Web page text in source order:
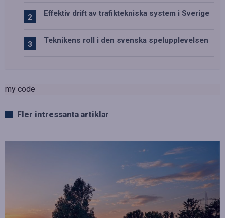
Effektiv drift av trafiktekniska system i Sverige
Teknikens roll i den svenska spelupplevelsen
my code
Fler intressanta artiklar